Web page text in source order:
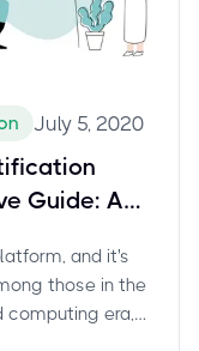
July 5, 2020
Guide: AZ-
and it's
those in the
computing era,